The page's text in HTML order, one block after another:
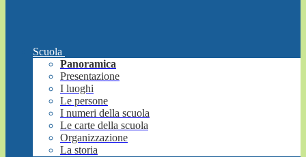
Scuola
Panoramica
Presentazione
I luoghi
Le persone
I numeri della scuola
Le carte della scuola
Organizzazione
La storia